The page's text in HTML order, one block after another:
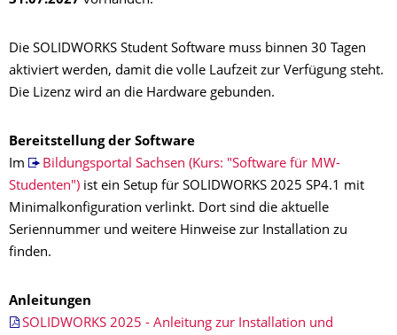
Die SOLIDWORKS Student Software muss binnen 30 Tagen
aktiviert werden, damit die volle Laufzeit zur Verfügung steht.
Die Lizenz wird an die Hardware gebunden.
Bereitstellung der Software
Im
Bildungsportal Sachsen (Kurs: "Software für MW-
Studenten") ist ein Setup für SOLIDWORKS 2025 SP4.1 mit
Minimalkonfiguration verlinkt. Dort sind die aktuelle
Seriennummer und weitere Hinweise zur Installation zu
finden.
Anleitungen
SOLIDWORKS 2025 - Anleitung zur Installation und